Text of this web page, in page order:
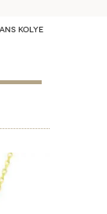
Kolye